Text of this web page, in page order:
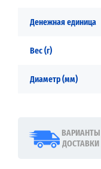
Денежная единица
Вес (г)
Диаметр (мм)
ВАРИАНТЫ
ДОСТАВКИ